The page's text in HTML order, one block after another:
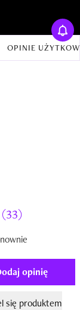
OPINIE
(33)
opinię
się produktem